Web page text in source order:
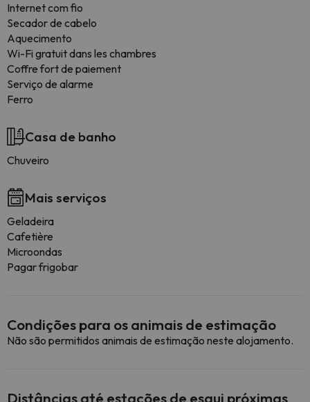
Internet com fio
Secador de cabelo
Aquecimento
Wi-Fi gratuit dans les chambres
Coffre fort de paiement
Serviço de alarme
Ferro
Casa de banho
Chuveiro
Mais serviços
Geladeira
Cafetière
Microondas
Pagar frigobar
Condições para os animais de estimação
Não são permitidos animais de estimação neste alojamento.
Distâncias até estações de esqui próximas